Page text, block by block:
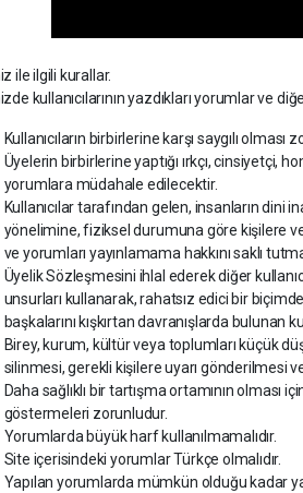
ile ilgili kurallar.
kullanıcılarının yazdıkları yorumlar ve
Kullanıcıların birbirlerine karşı saygılı olması
Üyelerin birbirlerine yaptığı ırkçı,
yorumlara müdahale edilecektir.
Kullanıcılar tarafından gelen, insanların dini
yönelimine, fiziksel durumuna göre kişilere
ve yorumları yayınlamama hakkını saklı
Üyelik Sözleşmesini ihlal ederek diğer
unsurları kullanarak, rahatsız edici bir
başkalarını kışkırtan davranışlarda bulunan
Birey, kurum, kültür veya toplumları küçük
silinmesi, gerekli kişilere uyarı gönderilmesi
Daha sağlıklı bir tartışma ortamının olması
göstermeleri zorunludur.
Yorumlarda büyük harf kullanılmamalıdır.
Site içerisindeki yorumlar Türkçe olmalıdır.
Yapılan yorumlarda mümkün olduğu kadar